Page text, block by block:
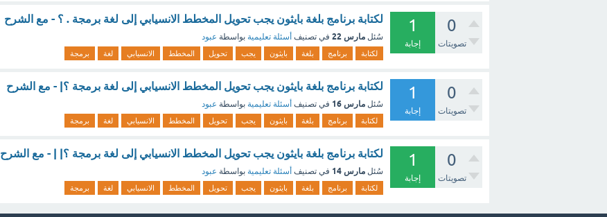
0
تصويتات
1
إجابة
لكتابة برنامج بلغة بايثون يجب تحويل المخطط الانسيابي إلى لغة برمجة . ؟ - مع الشرح
سُئل مارس 22 في تصنيف أسئلة تعليمية بواسطة عبود
لكتابة برنامج بلغة بايثون يجب تحويل المخطط الانسيابي لغة برمجة
0
تصويتات
1
إجابة
لكتابة برنامج بلغة بايثون يجب تحويل المخطط الانسيابي إلى لغة برمجة ؟| - مع الشرح
سُئل مارس 16 في تصنيف أسئلة تعليمية بواسطة عبود
لكتابة برنامج بلغة بايثون يجب تحويل المخطط الانسيابي لغة برمجة
0
تصويتات
1
إجابة
لكتابة برنامج بلغة بايثون يجب تحويل المخطط الانسيابي إلى لغة برمجة ؟| | - مع الشرح
سُئل مارس 14 في تصنيف أسئلة تعليمية بواسطة عبود
لكتابة برنامج بلغة بايثون يجب تحويل المخطط الانسيابي لغة برمجة